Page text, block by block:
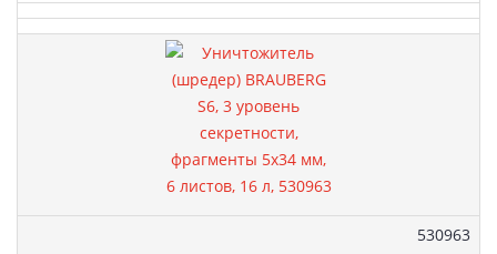
Артикул:
530963